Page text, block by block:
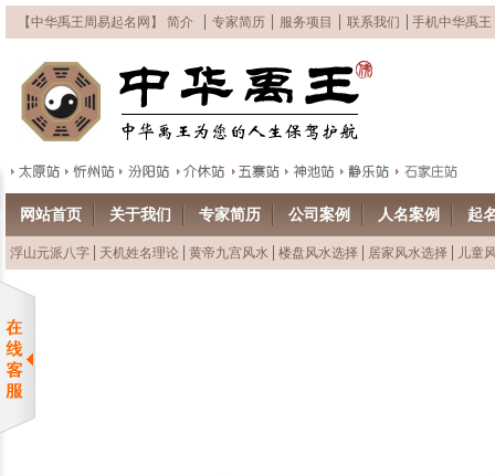
【中华禹王周易起名网】 简介 专家简历 服务项目 联系我们 手机中华禹王
网站首页 关于我们 专家简历 公司案例 人名案例 起
浮山元派八字 天机姓名理论 黄帝九宫风水 楼盘风水选择 居家风水选择 儿童